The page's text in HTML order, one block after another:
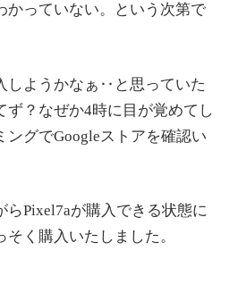
かっていない。という次第で
しようかなぁ‥と思っていた
ず？なぜか4時に目が覚めてし
ングでGoogleストアを確認い
らPixel7aが購入できる状態に
く購入いたしました。